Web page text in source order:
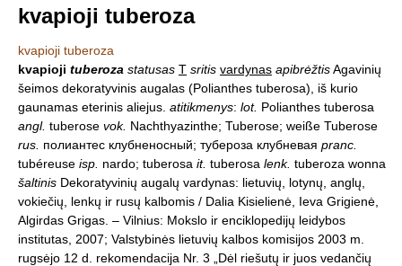
kvapioji tuberoza
kvapioji tuberoza
kvapioji tuberoza statusas T sritis vardynas apibrėžtisAgavinių
šeimos dekoratyvinis augalas (Polianthes tuberosa), iš kurio
gaunamas eterinis aliejus. atitikmenys: lot. Polianthes tuberosa
angl. tuberose vok. Nachthyazinthe; Tuberose; weiße Tuberose
rus. полиантес клубненосный; тубероза клубневая pranc.
tubéreuse isp. nardo; tuberosa it. tuberosa lenk. tuberoza wonna
šaltinis Dekoratyvinių augalų vardynas: lietuvių, lotynų, anglų,
vokiečių, lenkų ir rusų kalbomis / Dalia Kisielienė, Ieva Grigienė,
Algirdas Grigas. – Vilnius: Mokslo ir enciklopedijų leidybos
institutas, 2007; Valstybinės lietuvių kalbos komisijos 2003 m.
rugsėjo 12 d. rekomendacija Nr. 3 „Dėl riešutų ir juos vedančių